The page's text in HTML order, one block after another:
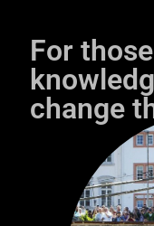
For
change